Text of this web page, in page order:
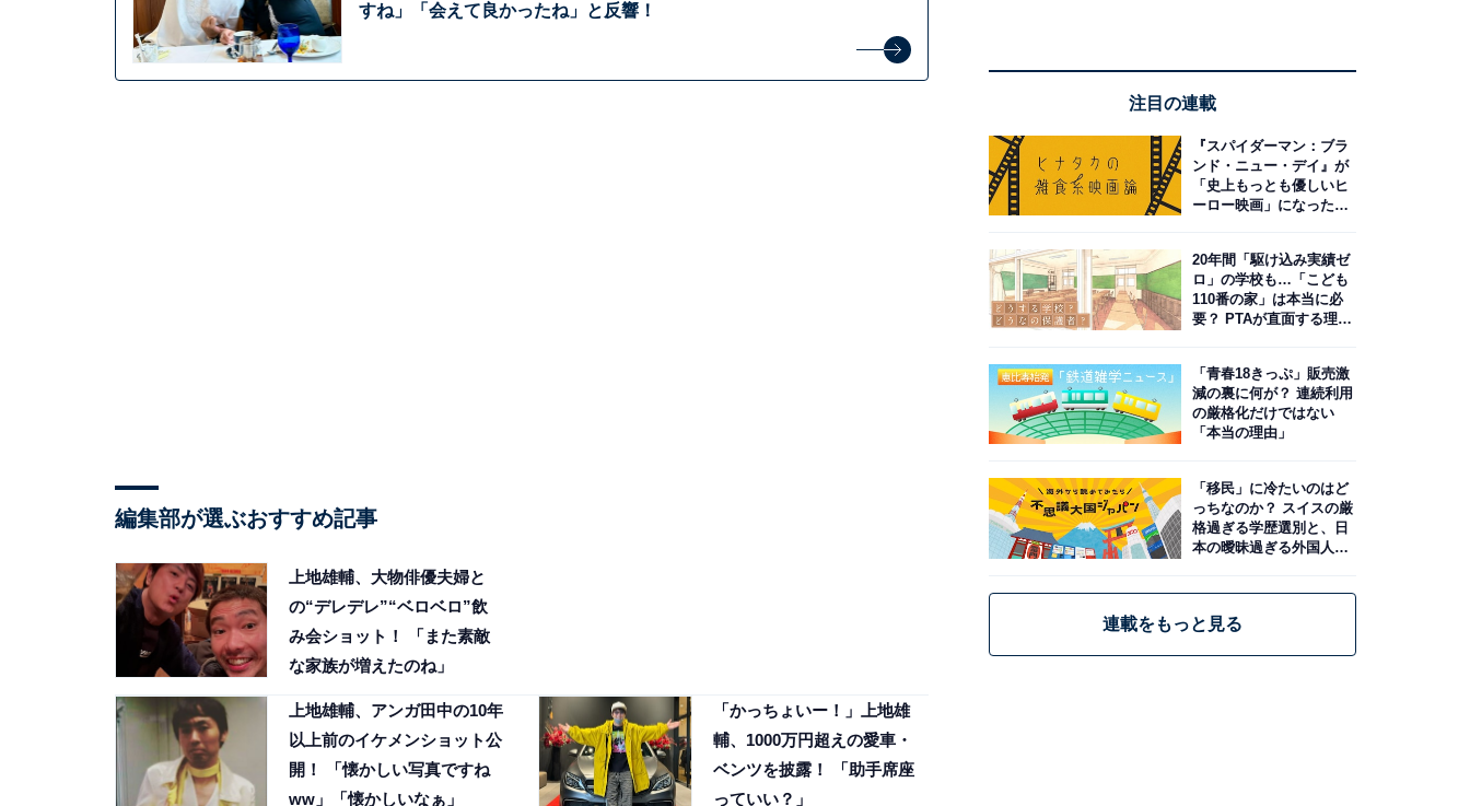
すね」「会えて良かったね」と反響！
編集部が選ぶおすすめ記事
上地雄輔、大物俳優夫婦と
の“デレデレ”“ベロベロ”飲
み会ショット！ 「また素敵
な家族が増えたのね」
上地雄輔、アンガ田中の10年
以上前のイケメンショット公
開！ 「懐かしい写真ですね
ww」「懐かしいなぁ」
「かっちょいー！」上地雄
輔、1000万円超えの愛車・
ベンツを披露！ 「助手席座
っていい？」
注目の連載
『スパイダーマン：ブラ
ンド・ニュー・デイ』が
「史上もっとも優しいヒ
ーロー映画」になった理
20年間「駆け込み実績ゼ
ロ」の学校も…「こども
110番の家」は本当に必
要？ PTAが直面する理想
「青春18きっぷ」販売激
減の裏に何が？ 連続利用
の厳格化だけではない
「本当の理由」
「移民」に冷たいのはど
っちなのか？ スイスの厳
格過ぎる学歴選別と、日
本の曖昧過ぎる外国人政
連載をもっと見る